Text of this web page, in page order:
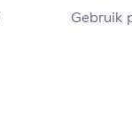
Gebruik